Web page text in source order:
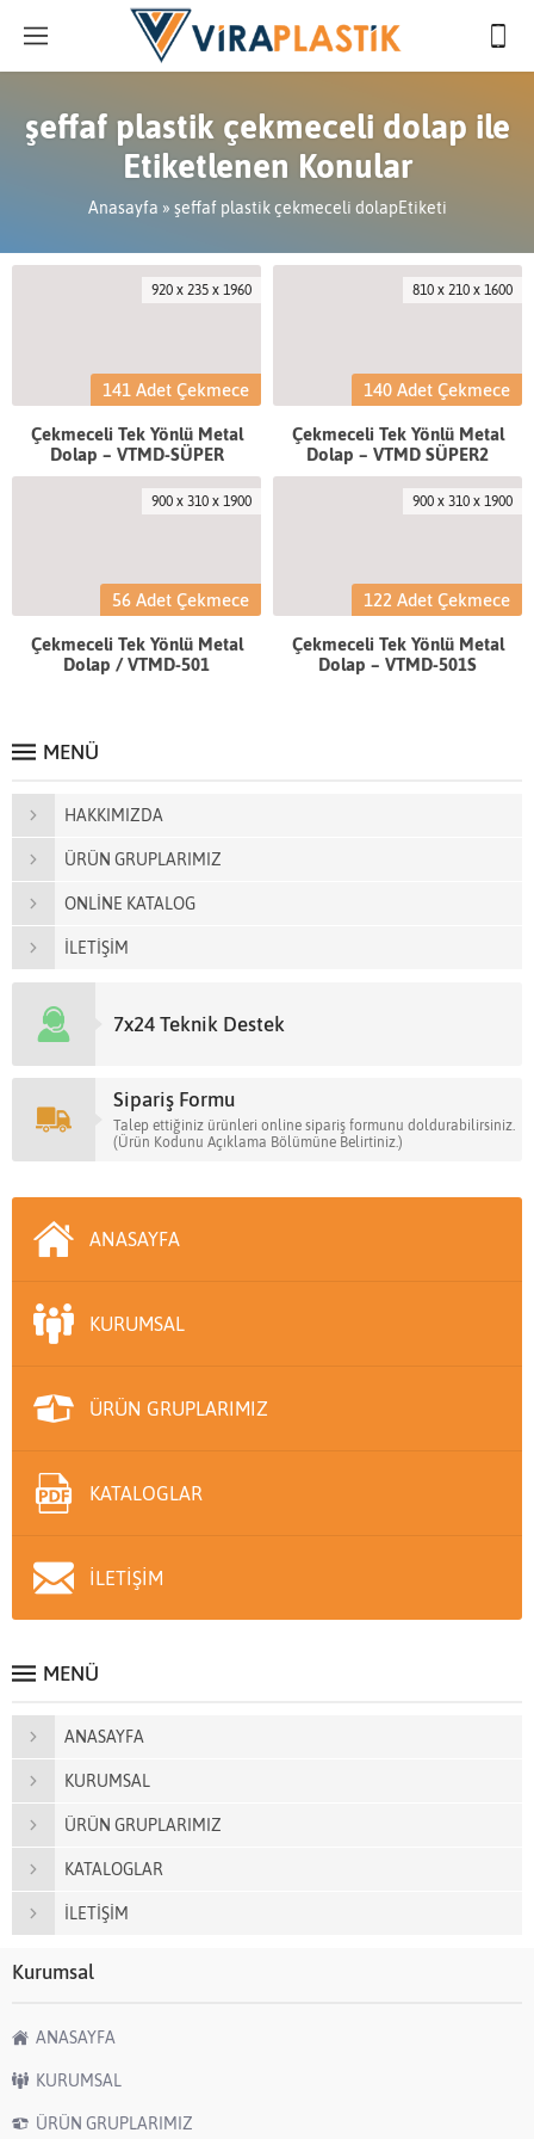
şeffaf plastik çekmeceli dolap ile
Etiketlenen Konular
Anasayfa » şeffaf plastik çekmeceli dolapEtiketi
141 Adet Çekmece
920 x 235 x 1960
Çekmeceli Tek Yönlü Metal
Dolap – VTMD-SÜPER
140 Adet Çekmece
810 x 210 x 1600
Çekmeceli Tek Yönlü Metal
Dolap – VTMD SÜPER2
56 Adet Çekmece
900 x 310 x 1900
Çekmeceli Tek Yönlü Metal
Dolap / VTMD-501
122 Adet Çekmece
900 x 310 x 1900
Çekmeceli Tek Yönlü Metal
Dolap – VTMD-501S
MENÜ
HAKKIMIZDA
ÜRÜN GRUPLARIMIZ
ONLİNE KATALOG
İLETİŞİM
7x24 Teknik Destek
Sipariş Formu
Talep ettiğiniz ürünleri online sipariş formunu doldurabilirsiniz.
(Ürün Kodunu Açıklama Bölümüne Belirtiniz.)
ANASAYFA
KURUMSAL
ÜRÜN GRUPLARIMIZ
KATALOGLAR
İLETİŞİM
MENÜ
ANASAYFA
KURUMSAL
ÜRÜN GRUPLARIMIZ
KATALOGLAR
İLETİŞİM
Kurumsal
ANASAYFA
KURUMSAL
ÜRÜN GRUPLARIMIZ